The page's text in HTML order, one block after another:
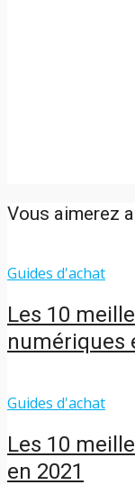
Vous aimerez
Guides d'achat
Les 10
numériques
Guides d'achat
Les 10
en 2021